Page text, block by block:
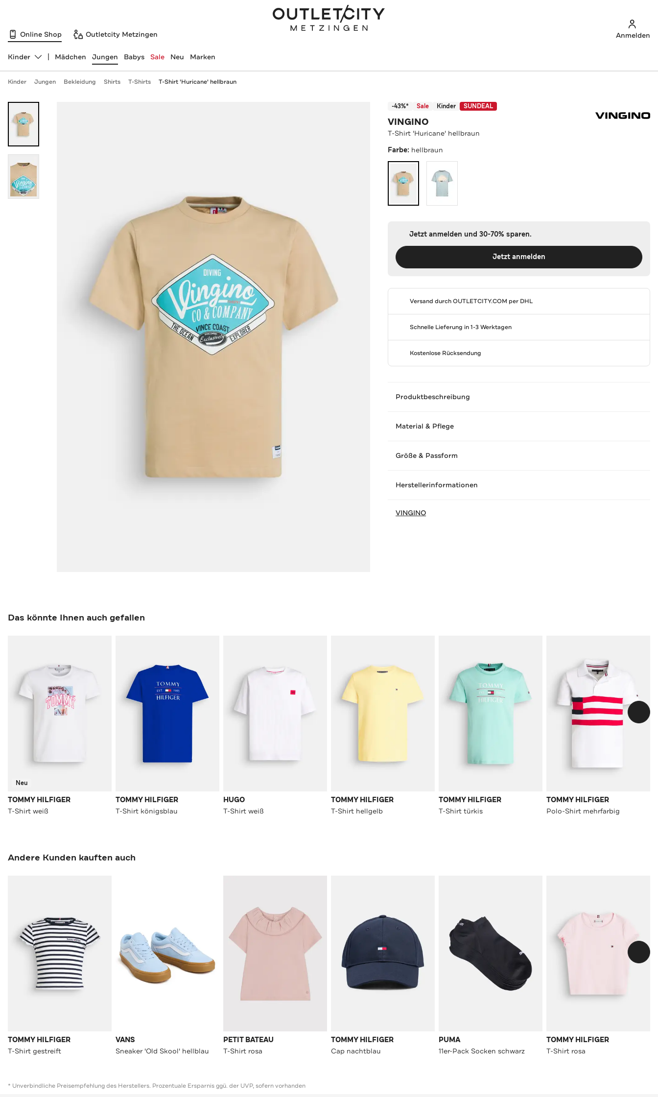
Online Shop Outletcity Metzingen Anmelden
Abteilung ändern, ausgewählt:
Kinder Mädchen Jungen Babys Sale Neu Marken
Kinder Jungen Bekleidung Shirts T-Shirts T-Shirt 'Huricane' hellbraun
-43%* Sale Kinder SUNDEAL
VINGINO
T-Shirt 'Huricane' hellbraun
Farbe: hellbraun
Jetzt anmelden und 30-70% sparen.
Jetzt anmelden
Versand durchOUTLETCITY.COM per DHL
Schnelle Lieferung in 1-3 Werktagen
Kostenlose Rücksendung
Produktbeschreibung
Material & Pflege
Größe & Passform
Herstellerinformationen
VINGINO
Das könnte Ihnen auch gefallen
Neu
TOMMY HILFIGER
T-Shirt weiß
TOMMY HILFIGER
T-Shirt königsblau
HUGO
T-Shirt weiß
TOMMY HILFIGER
T-Shirt hellgelb
TOMMY HILFIGER
T-Shirt türkis
TOMMY HILFIGER
Polo-Shirt mehrfarbig
Andere Kunden kauften auch
TOMMY HILFIGER
T-Shirt gestreift
VANS
Sneaker 'Old Skool' hellblau
PETIT BATEAU
T-Shirt rosa
TOMMY HILFIGER
Cap nachtblau
PUMA
11er-Pack Socken schwarz
TOMMY HILFIGER
T-Shirt rosa
* Unverbindliche Preisempfehlung des Herstellers. Prozentuale Ersparnis ggü. der UVP, sofern vorhanden